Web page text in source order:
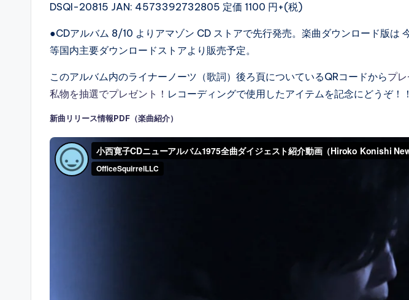
DSQI-20815 JAN: 4573392732805 定価 1100 円+(税)
●CDアルバム 8/10 よりアマゾン CD ストアで先行発売。楽曲ダウンロード版は
等国内主要ダウンロードストアより販売予定。
このアルバム内のライナーノーツ（歌詞）後ろ頁についているQRコードからプ
私物を抽選でプレゼント！ レコーディングで使用したアイテムを記念にどうぞ！！
新曲リリース情報PDF（楽曲紹介）